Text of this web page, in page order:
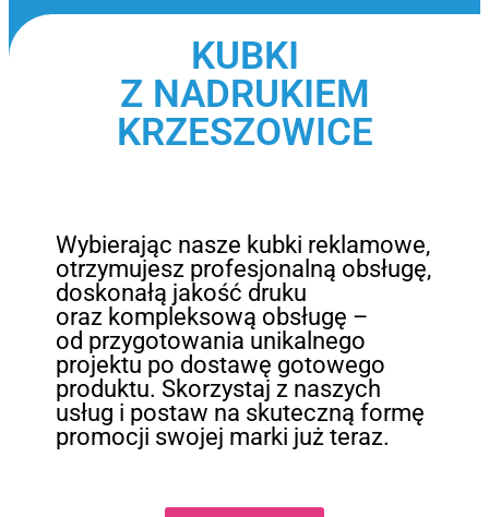
KUBKI
Z NADRUKIEM
KRZESZOWICE
Wybierając nasze kubki reklamowe,
otrzymujesz profesjonalną obsługę,
doskonałą jakość druku
oraz kompleksową obsługę –
od przygotowania unikalnego
projektu po dostawę gotowego
produktu. Skorzystaj z naszych
usług i postaw na skuteczną formę
promocji swojej marki już teraz.